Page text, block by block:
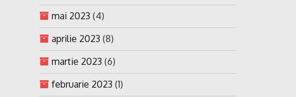
mai 2023 (4)
aprilie 2023 (8)
martie 2023 (6)
februarie 2023 (1)